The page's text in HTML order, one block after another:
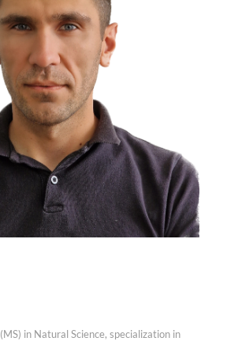
in Natural Science, specialization in